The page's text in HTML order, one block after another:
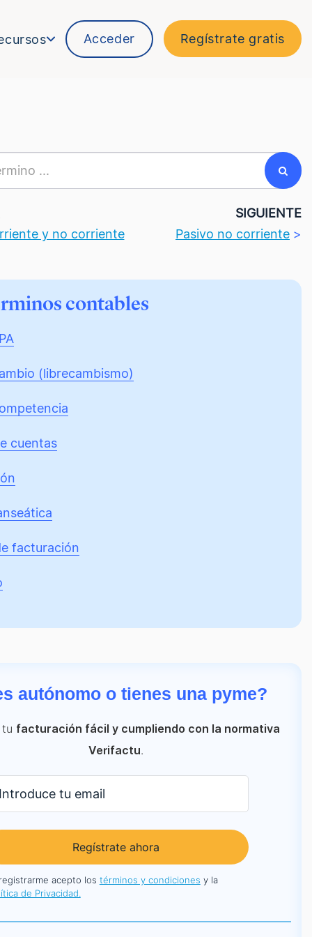
Regístrate gratis
Acceder
y no corriente
SIGUIENTE
Pasivo no corriente >
contables
(librecambismo)
cuentas
facturación
autónomo o tienes una pyme?
facturación fácil y cumpliendo con la normativa
Verifactu.
Regístrate ahora
acepto los términos y condiciones y la
de Privacidad.